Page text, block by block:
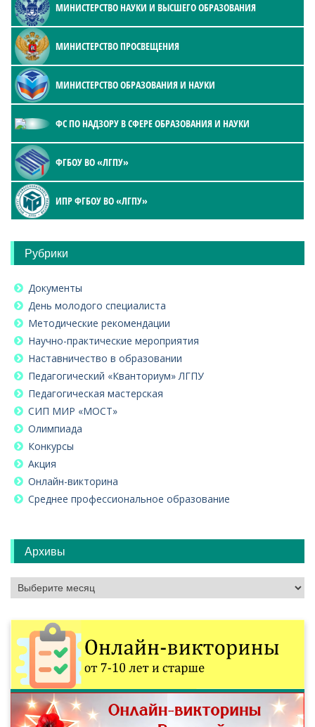
МИНИСТЕРСТВО НАУКИ И ВЫСШЕГО ОБРАЗОВАНИЯ
МИНИСТЕРСТВО ПРОСВЕЩЕНИЯ
МИНИСТЕРСТВО ОБРАЗОВАНИЯ И НАУКИ
ФС ПО НАДЗОРУ В СФЕРЕ ОБРАЗОВАНИЯ И НАУКИ
ФГБОУ ВО «ЛГПУ»
ИПР ФГБОУ ВО «ЛГПУ»
Рубрики
Документы
День молодого специалиста
Методические рекомендации
Научно-практические мероприятия
Наставничество в образовании
Педагогический «Кванториум» ЛГПУ
Педагогическая мастерская
СИП МИР «МОСТ»
Олимпиада
Конкурсы
Акция
Онлайн-викторина
Среднее профессиональное образование
Архивы
Архивы